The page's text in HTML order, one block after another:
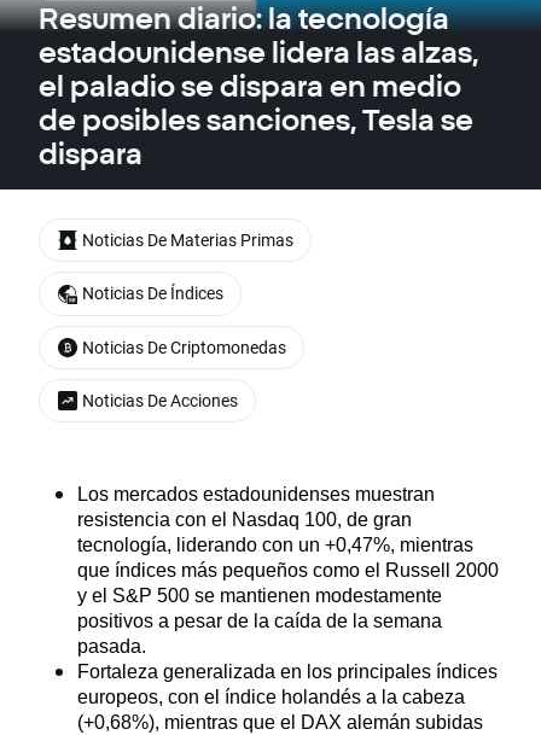
Resumen diario: la tecnología
estadounidense lidera las alzas,
el paladio se dispara en medio
de posibles sanciones, Tesla se
dispara
Los mercados estadounidenses muestran
resistencia con el Nasdaq 100, de gran
tecnología, liderando con un +0,47%, mientras
que índices más pequeños como el Russell 2000
y el S&P 500 se mantienen modestamente
positivos a pesar de la caída de la semana
pasada.
Fortaleza generalizada en los principales índices
europeos, con el índice holandés a la cabeza
(+0,68%), mientras que el DAX alemán subidas
Noticias De Materias Primas
Noticias De Índices
Noticias De Criptomonedas
Noticias De Acciones